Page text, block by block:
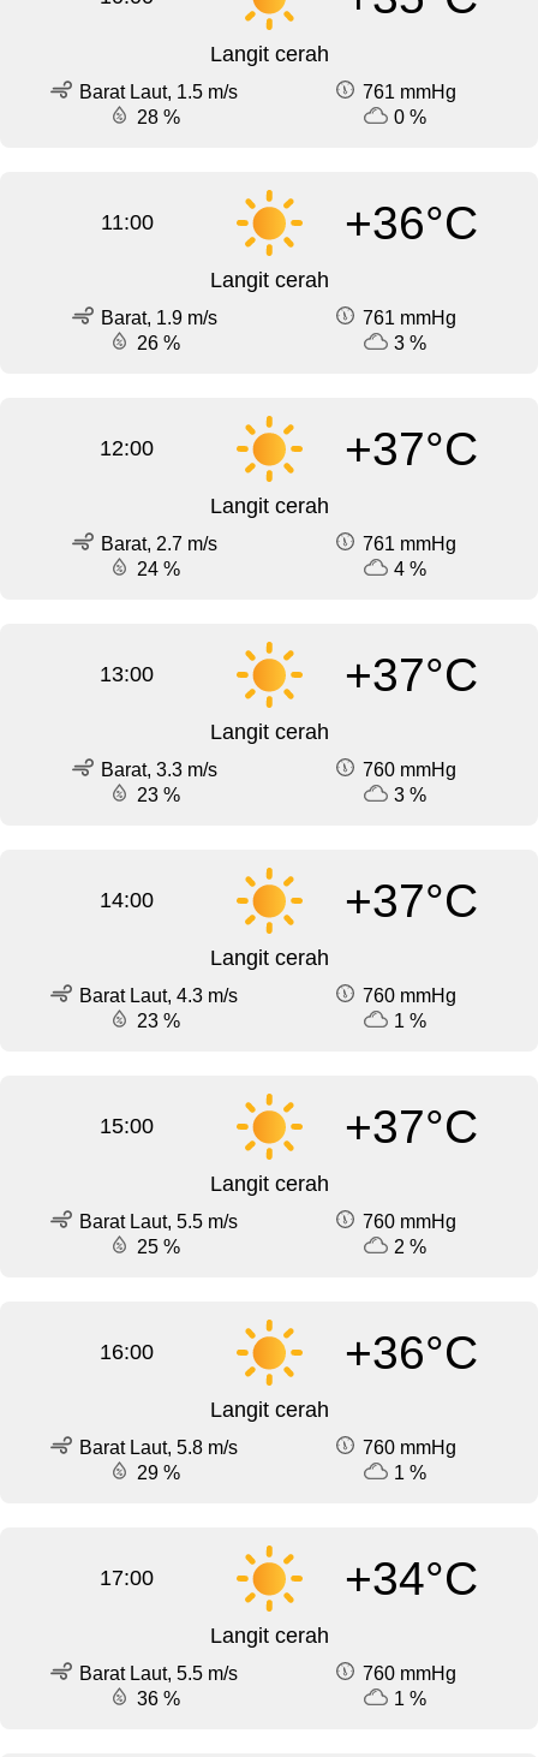
Langit cerah
Barat Laut, 1.5 m/s
761 mmHg
28 %
0 %
11:00 +36°C
Langit cerah
Barat, 1.9 m/s
761 mmHg
26 %
3 %
12:00 +37°C
Langit cerah
Barat, 2.7 m/s
761 mmHg
24 %
4 %
13:00 +37°C
Langit cerah
Barat, 3.3 m/s
760 mmHg
23 %
3 %
14:00 +37°C
Langit cerah
Barat Laut, 4.3 m/s
760 mmHg
23 %
1 %
15:00 +37°C
Langit cerah
Barat Laut, 5.5 m/s
760 mmHg
25 %
2 %
16:00 +36°C
Langit cerah
Barat Laut, 5.8 m/s
760 mmHg
29 %
1 %
17:00 +34°C
Langit cerah
Barat Laut, 5.5 m/s
760 mmHg
36 %
1 %